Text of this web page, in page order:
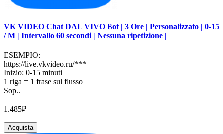
VK VIDEO Chat DAL VIVO Bot | 3 Ore | Personalizzato | 0-15
/ M | Intervallo 60 secondi | Nessuna ripetizione |
ESEMPIO:
https://live.vkvideo.ru/***
Inizio: 0-15 minuti
1 riga = 1 frase sul flusso
Sop..
1.485₽
Acquista